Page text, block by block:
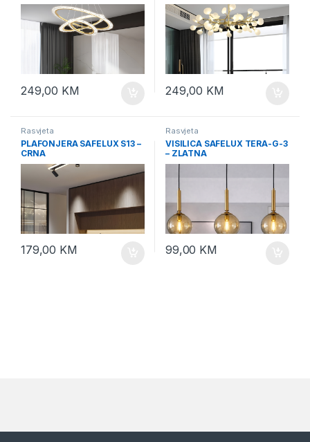
249,00 KM 249,00 KM
Rasvjeta
PLAFONJERA SAFELUX S13 –
CRNA
179,00 KM
Rasvjeta
VISILICA SAFELUX TERA-G-3
– ZLATNA
99,00 KM